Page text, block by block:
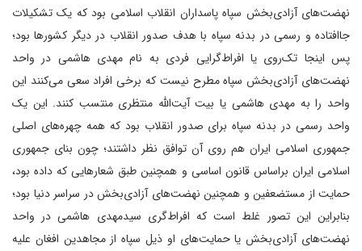
نهضت‌های آزادی‌بخش سپاه پاسداران انقلاب اسلامی بود که یک تشکیلات
جاافتاده و رسمی در بدنه سپاه با هدف صدور انقلاب در دیگر کشورها بود؛
پس اینجا تک‌روی یا افراط‌گرایی فردی به نام مهدی هاشمی در واحد
نهضت‌های آزادی‌بخش سپاه مطرح نیست که برخی‌ افراد سعی می‌کنند این
واحد را به مهدی هاشمی یا بیت آیت‌الله منتظری منتسب کنند. این یک
واحد رسمی در بدنه سپاه برای صدور انقلاب بود که همه چهره‌های اصلی
جمهوری اسلامی ایران هم روی آن توافق نظر داشتند؛ چون بنای جمهوری
اسلامی ایران براساس قانون اساسی و همچنین طبق شعارهایی که داده بود،
حمایت از مستضعفین و همچنین نهضت‌های آزادی‌بخش در سراسر دنیا بود؛
بنابراین این تصور غلط است که افراط‌گری سیدمهدی هاشمی در واحد
نهضت‌های آزادی‌بخش یا حمایت‌های او ذیل سپاه از مجاهدین افغان علیه